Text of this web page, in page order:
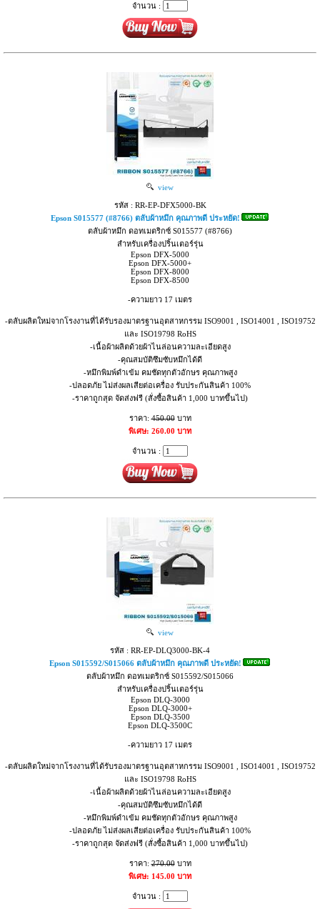
จำนวน :
view
รหัส : RR-EP-DFX5000-BK
Epson S015577 (#8766) ตลับผ้าหมึก คุณภาพดี ประหยัด!
ตลับผ้าหมึก ดอทเมตริกซ์ S015577 (#8766)
สำหรับเครื่องปริ้นเตอร์รุ่น
Epson DFX-5000
Epson DFX-5000+
Epson DFX-8000
Epson DFX-8500
-ความยาว 17 เมตร
-ตลับผลิตใหม่จากโรงงานที่ได้รับรองมาตรฐานอุตสาหกรรม ISO9001 , ISO14001 , ISO19752
และ ISO19798 RoHS
-เนื้อผ้าผลิตด้วยผ้าไนล่อนความละเอียดสูง
-คุณสมบัติซึมซับหมึกได้ดี
-หมึกพิมพ์ดำเข้ม คมชัดทุกตัวอักษร คุณภาพสูง
-ปลอดภัย ไม่ส่งผลเสียต่อเครื่อง รับประกันสินค้า 100%
-ราคาถูกสุด จัดส่งฟรี (สั่งซื้อสินค้า 1,000 บาทขึ้นไป)
ราคา:450.00บาท
พิเศษ: 260.00 บาท
จำนวน :
view
รหัส : RR-EP-DLQ3000-BK-4
Epson S015592/S015066 ตลับผ้าหมึก คุณภาพดี ประหยัด!
ตลับผ้าหมึก ดอทเมตริกซ์ S015592/S015066
สำหรับเครื่องปริ้นเตอร์รุ่น
Epson DLQ-3000
Epson DLQ-3000+
Epson DLQ-3500
Epson DLQ-3500C
-ความยาว 17 เมตร
-ตลับผลิตใหม่จากโรงงานที่ได้รับรองมาตรฐานอุตสาหกรรม ISO9001 , ISO14001 , ISO19752
และ ISO19798 RoHS
-เนื้อผ้าผลิตด้วยผ้าไนล่อนความละเอียดสูง
-คุณสมบัติซึมซับหมึกได้ดี
-หมึกพิมพ์ดำเข้ม คมชัดทุกตัวอักษร คุณภาพสูง
-ปลอดภัย ไม่ส่งผลเสียต่อเครื่อง รับประกันสินค้า 100%
-ราคาถูกสุด จัดส่งฟรี (สั่งซื้อสินค้า 1,000 บาทขึ้นไป)
ราคา:270.00บาท
พิเศษ: 145.00 บาท
จำนวน :